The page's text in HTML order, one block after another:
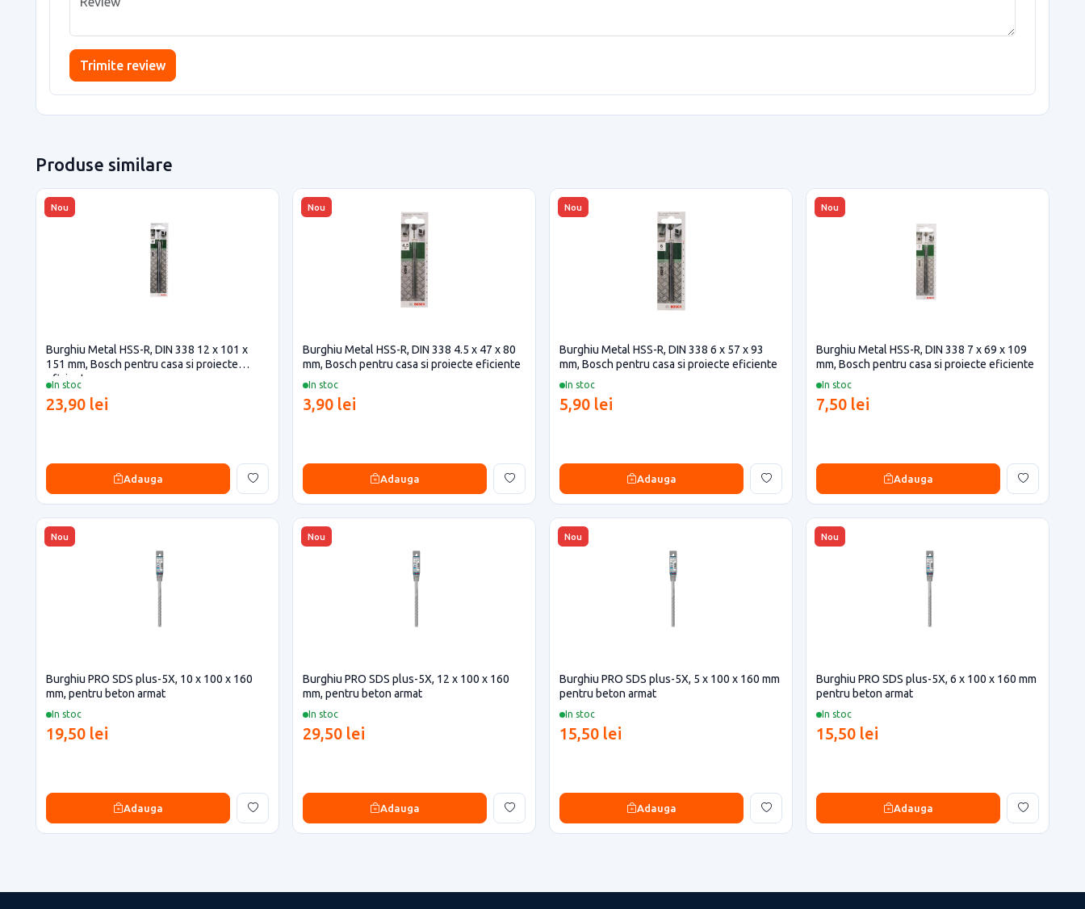
Trimite review
Produse similare
Nou
In stoc
Burghiu Metal HSS-R, DIN 338 12 x 101 x
151 mm, Bosch pentru casa si proiecte
eficiente
23,90 lei
Adauga
Nou
In stoc
Burghiu Metal HSS-R, DIN 338 4.5 x 47 x 80
mm, Bosch pentru casa si proiecte eficiente
3,90 lei
Adauga
Nou
In stoc
Burghiu Metal HSS-R, DIN 338 6 x 57 x 93
mm, Bosch pentru casa si proiecte eficiente
5,90 lei
Adauga
Nou
In stoc
Burghiu Metal HSS-R, DIN 338 7 x 69 x 109
mm, Bosch pentru casa si proiecte eficiente
7,50 lei
Adauga
Nou
In stoc
Burghiu PRO SDS plus-5X, 10 x 100 x 160
mm, pentru beton armat
19,50 lei
Adauga
Nou
In stoc
Burghiu PRO SDS plus-5X, 12 x 100 x 160
mm, pentru beton armat
29,50 lei
Adauga
Nou
In stoc
Burghiu PRO SDS plus-5X, 5 x 100 x 160 mm
pentru beton armat
15,50 lei
Adauga
Nou
In stoc
Burghiu PRO SDS plus-5X, 6 x 100 x 160 mm
pentru beton armat
15,50 lei
Adauga